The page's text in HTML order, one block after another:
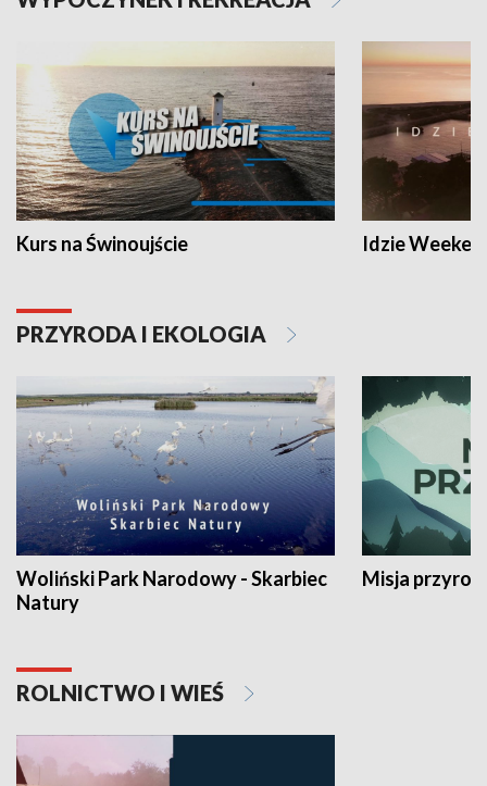
Kurs na Świnoujście Idzie
PRZYRODA I EKOLOGIA
Woliński Park Narodowy - Skarbiec
Natury
Misja
ROLNICTWO I WIEŚ